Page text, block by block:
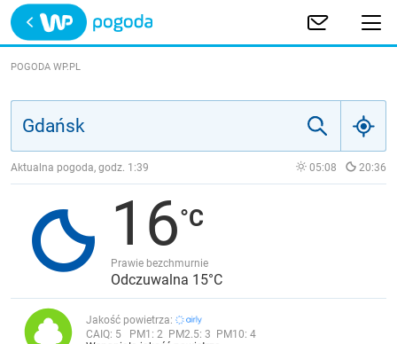
Trwa ładowanie
POLSKA
JAKOŚĆ POWIETRZA
POGODA WP.PL
Aktualna pogoda, godz. 1:39 05:08 20:36
16
Prawie bezchmurnie
Odczuwalna 15°C
Jakość powietrza:
CAIQ: 5 PM1: 2 PM2.5: 3 PM10: 4